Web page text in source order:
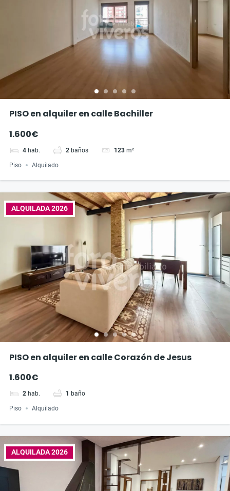
PISO en alquiler en calle Bachiller
1.600€
4 hab. 2 baños 123 m²
Piso Alquilado
ALQUILADA 2026
PISO en alquiler en calle Corazón de Jesus
1.600€
2 hab. 1 baño
Piso Alquilado
ALQUILADA 2026